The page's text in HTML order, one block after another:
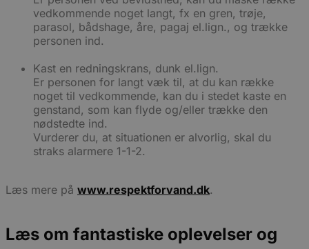
vedkommende noget langt, fx en gren, trøje,
parasol, bådshage, åre, pagaj el.lign., og trække
personen ind.
Kast en redningskrans, dunk el.lign.
Er personen for langt væk til, at du kan række
noget til vedkommende, kan du i stedet kaste en
genstand, som kan flyde og/eller trække den
nødstedte ind.
Vurderer du, at situationen er alvorlig, skal du
straks alarmere 1-1-2.
Læs mere på www.respektforvand.dk.
Læs om fantastiske oplevelser og